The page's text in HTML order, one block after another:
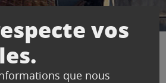
vos
que nous